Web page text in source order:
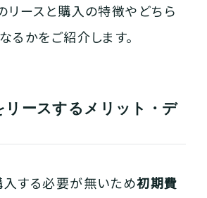
リースと購入の特徴やどちら
るかをご紹介します。
リースするメリット・デ
入する必要が無いため初期費